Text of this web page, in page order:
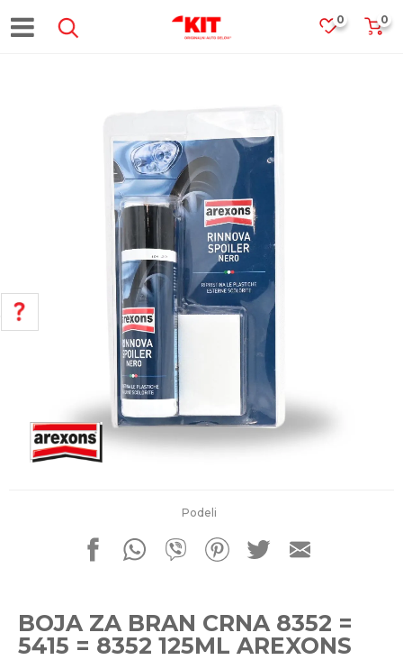
0
0
Podeli
BOJA ZA BRAN CRNA 8352 =
5415 = 8352 125ML AREXONS
POMOĆ PRI KUPOVINI
Za više informacija, pomoć i
porudžbine
011 4427900
Radno vreme
Pišite nam
office@kitcommerce.rs